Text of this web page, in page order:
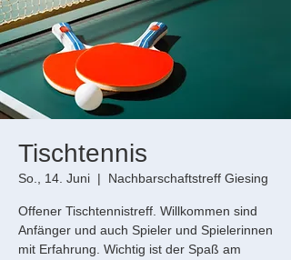
Tischtennis
So., 14. Juni
  |
Nachbarschaftstreff Giesing
Offener Tischtennistreff. Willkommen sind
Anfänger und auch Spieler und Spielerinnen
mit Erfahrung. Wichtig ist der Spaß am